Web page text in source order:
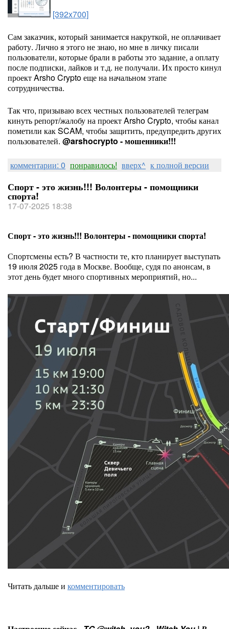
[392x700]
Сам заказчик, который занимается накруткой, не оплачивает
работу. Лично я этого не знаю, но мне в личку писали
пользователи, которые брали в работы это задание, а оплату
после подписки, лайков и т.д. не получали. Их просто кинул
проект Arsho Crypto еще на начальном этапе
сотрудничества.
Так что, призываю всех честных пользователей телеграм
кинуть репорт/жалобу на проект Arsho Crypto, чтобы канал
пометили как SCAM, чтобы защитить, предупредить других
пользователей. @arshocrypto - мошенники!!!
комментарии: 0 понравилось! вверх^ к полной версии
Спорт - это жизнь!!! Волонтеры - помощники
спорта!
17-07-2025 18:38
Спорт - это жизнь!!! Волонтеры - помощники спорта!
Спортсмены есть? В частности те, кто планирует выступать
19 июля 2025 года в Москве. Вообще, судя по анонсам, в
этот день будет много спортивных мероприятий, но...
Читать дальше и комментировать